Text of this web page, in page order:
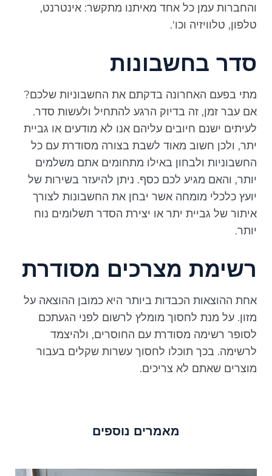
והחברות עמן כל אחד מאיתנו מתקשר: אינטרנט,
טלפון, טלוויזיה וכו'.
סדר בחשבונות
מתי בפעם האחרונה בדקתם את החשבוניות שלכם?
אם עבר זמן, זה בדיוק הרגע להתחיל ולעשות סדר.
לעיתים ישנם חיובים עליהם אנו לא מודעים או גביית
יתר, ולכן חשוב מאוד לשבת בצורה מסודרת עם כל
החשבוניות ולבחון באילו מתחומים אתם משלמים
יותר, והאם מגיע לכם כסף. ניתן להיעזר בשירות של
יועץ כלכלי מומחה אשר יבחן את החשבונות לצורך
איתור של גביית יתר או יצירת הסדר תשלומים נוח
יותר.
רשימת מצרכים מסודרת
אחת ההוצאות הכבדות ביותר היא כמובן ההוצאה על
מזון. על מנת לחסוך מומלץ לרשום לפני הגעתכם
לסופר רשימה מסודרת עם החוסרים, ולהיצמד
לרשימה. בכך תוכלו לחסוך עשרות שקלים בעבור
מוצרים שאתם לא צריכים.
מאמרים נוספים